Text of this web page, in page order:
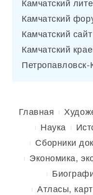
Камчатский
Камчатский
Камчатский
Главная
Наука
Сборники
Экономика,
Атласы,